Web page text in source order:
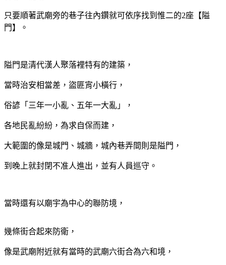
只要順著武廟旁的巷子往內鑽就可依序找到惟二的2座【隘
門】。
隘門是清代漢人聚落裡特有的建築，
當時治安相當差，盜匪宵小橫行，
俗諺「三年一小亂、五年一大亂」，
各地民亂紛紛，為求自保而建，
大範圍的像是城門、城牆，城內巷弄間則是隘門，
到晚上就封閉不准人進出，並有人員巡守。
當時還有以廟宇為中心的聯防境，
幾條街合起來防衛，
像是武廟附近就有當時的武廟六街合為六和境，